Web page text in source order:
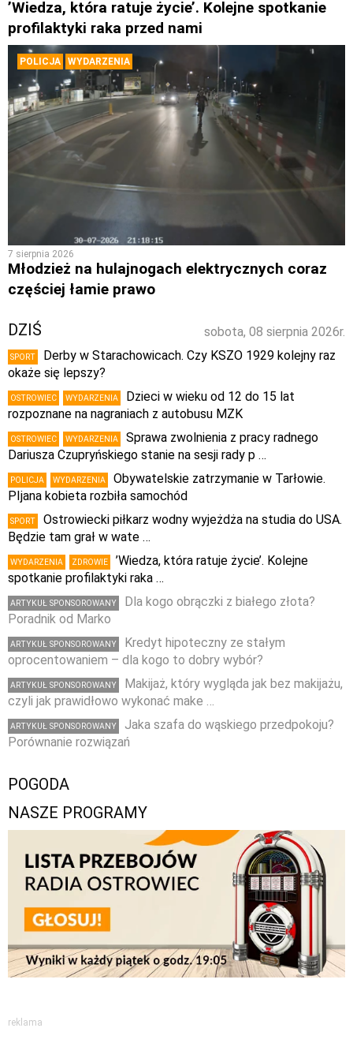
’Wiedza, która ratuje życie’. Kolejne spotkanie
profilaktyki raka przed nami
POLICJA WYDARZENIA
7 sierpnia 2026
Młodzież na hulajnogach elektrycznych coraz
częściej łamie prawo
sobota, 08 sierpnia 2026r.
DZIŚ
SPORT
Derby w Starachowicach. Czy KSZO 1929 kolejny raz
okaże się lepszy?
OSTROWIEC WYDARZENIA
Dzieci w wieku od 12 do 15 lat
rozpoznane na nagraniach z autobusu MZK
OSTROWIEC WYDARZENIA
Sprawa zwolnienia z pracy radnego
Dariusza Czupryńskiego stanie na sesji rady p …
POLICJA WYDARZENIA
Obywatelskie zatrzymanie w Tarłowie.
PIjana kobieta rozbiła samochód
SPORT
Ostrowiecki piłkarz wodny wyjeżdża na studia do USA.
Będzie tam grał w wate …
WYDARZENIA ZDROWIE
’Wiedza, która ratuje życie’. Kolejne
spotkanie profilaktyki raka …
ARTYKUŁ SPONSOROWANY
Dla kogo obrączki z białego złota?
Poradnik od Marko
ARTYKUŁ SPONSOROWANY
Kredyt hipoteczny ze stałym
oprocentowaniem – dla kogo to dobry wybór?
ARTYKUŁ SPONSOROWANY
Makijaż, który wygląda jak bez makijażu,
czyli jak prawidłowo wykonać make …
ARTYKUŁ SPONSOROWANY
Jaka szafa do wąskiego przedpokoju?
Porównanie rozwiązań
POGODA
NASZE PROGRAMY
reklama